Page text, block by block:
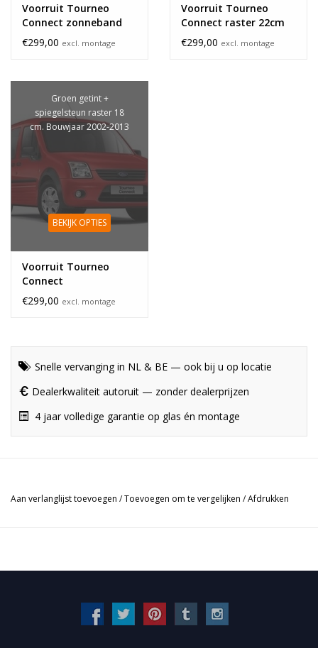
Voorruit Tourneo
Connect zonneband
€299,00 excl. montage
Voorruit Tourneo
Connect raster 22cm
€299,00 excl. montage
Groen getint +
spiegelsteun raster 18
cm. Bouwjaar 2002-2013
BEKIJK OPTIES
Voorruit Tourneo
Connect
€299,00 excl. montage
Snelle vervanging in NL & BE — ook bij u op locatie
Dealerkwaliteit autoruit — zonder dealerprijzen
4 jaar volledige garantie op glas én montage
Aan verlanglijst toevoegen /Toevoegen om te vergelijken /Afdrukken